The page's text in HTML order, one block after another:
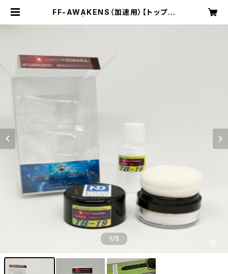
FF-AWAKENS（加速用）【トップパ
1/3